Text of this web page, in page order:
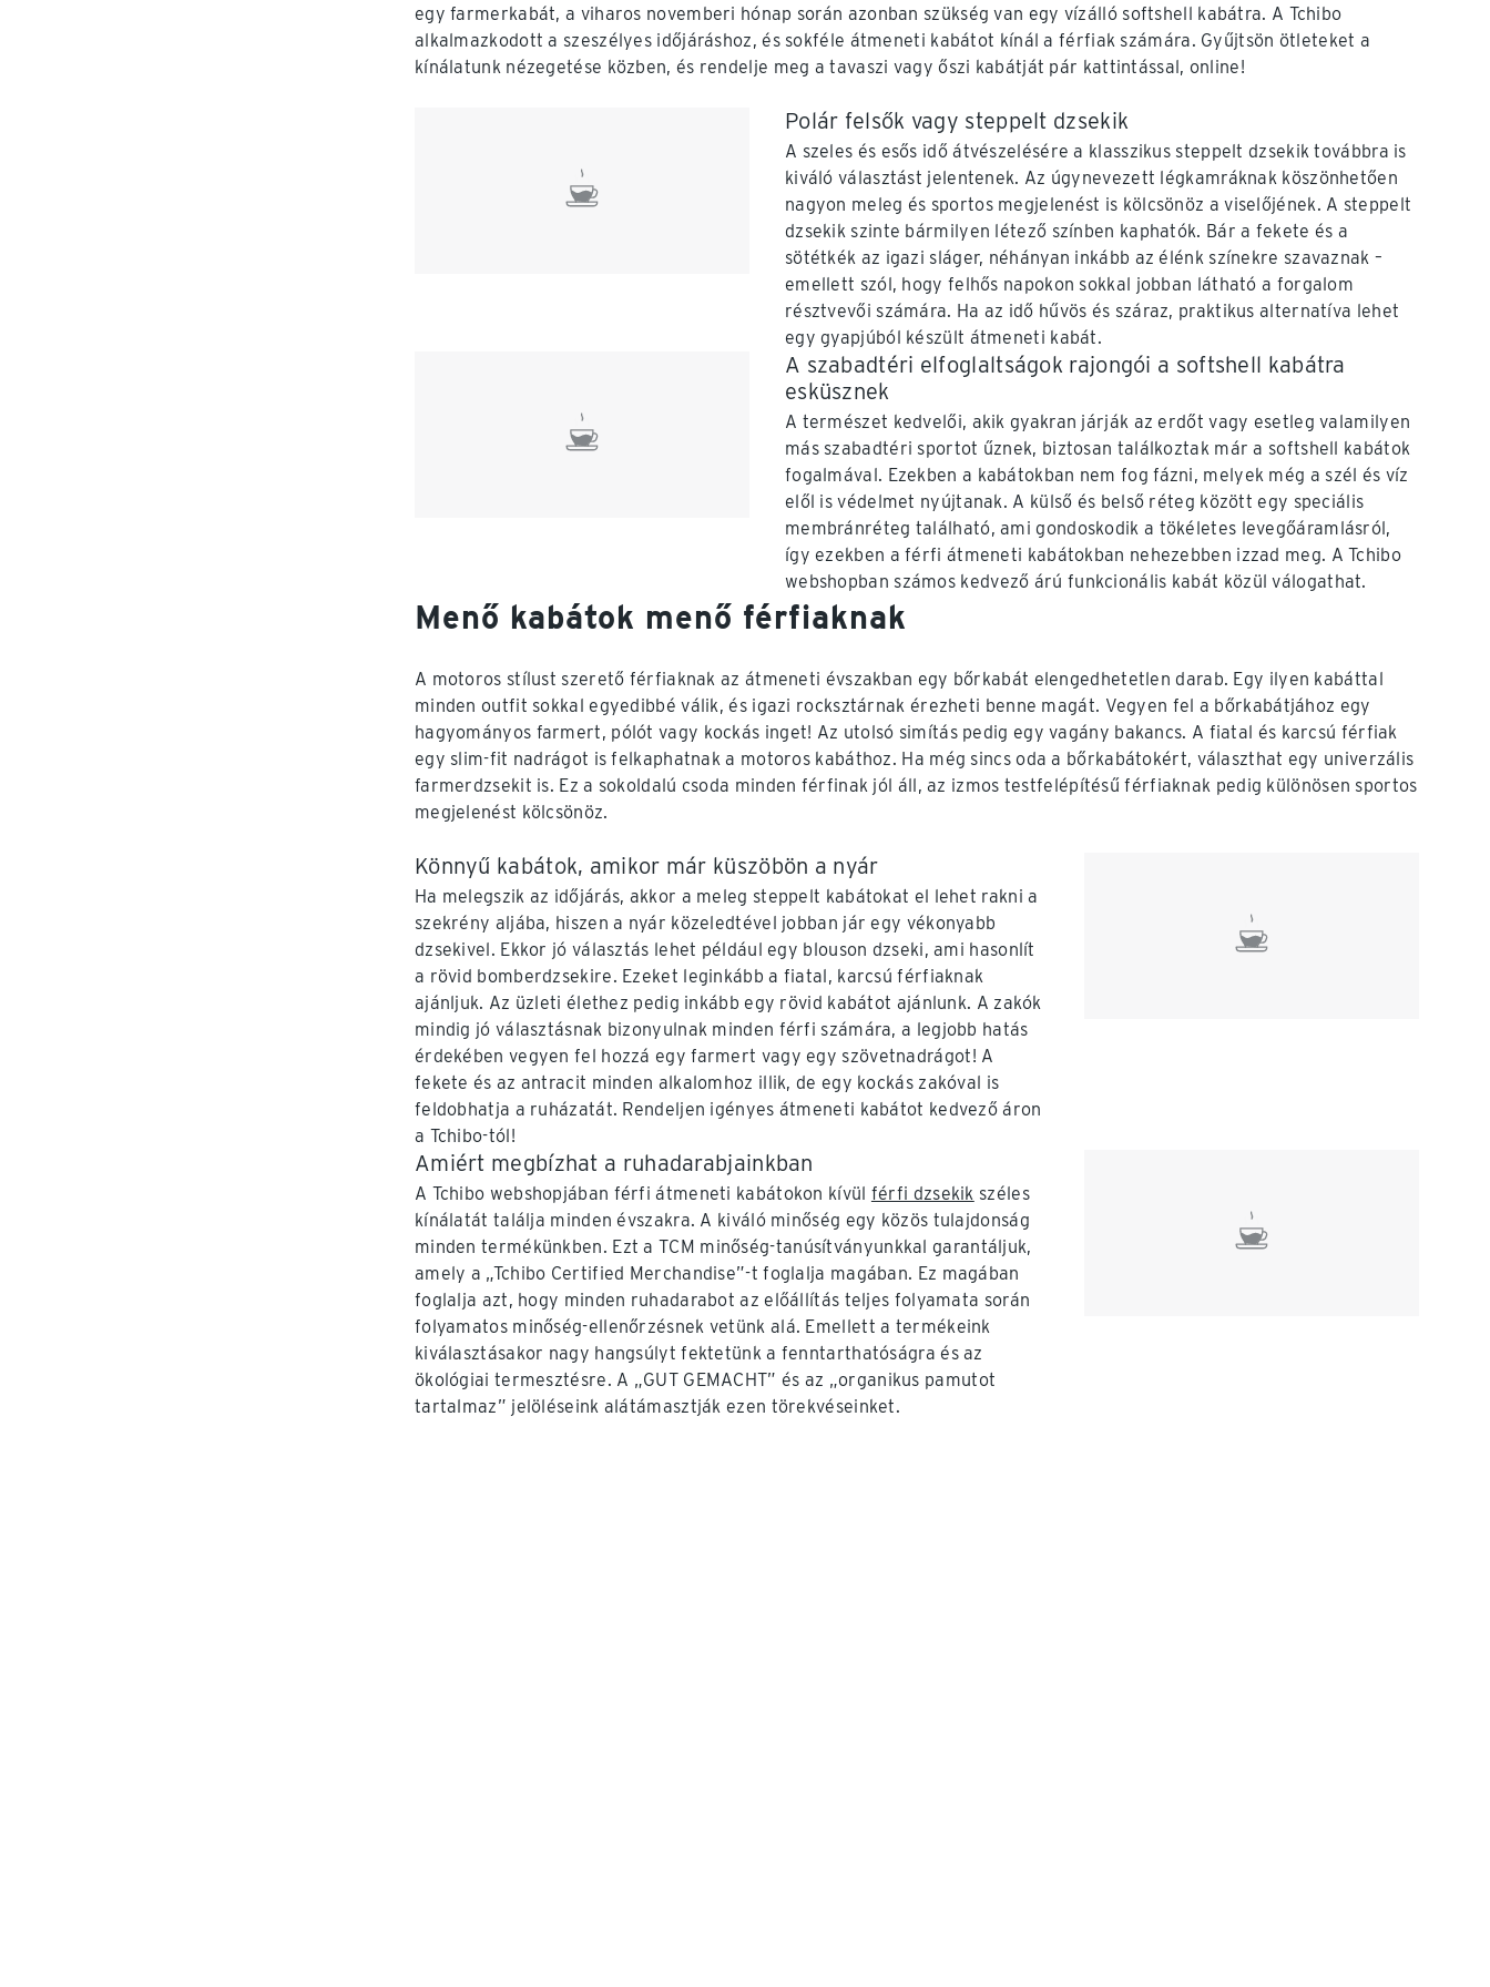
egy farmerkabát, a viharos novemberi hónap során azonban szükség van egy vízálló softshell kabátra. A Tchibo
alkalmazkodott a szeszélyes időjáráshoz, és sokféle átmeneti kabátot kínál a férfiak számára. Gyűjtsön ötleteket a
kínálatunk nézegetése közben, és rendelje meg a tavaszi vagy őszi kabátját pár kattintással, online!
Polár felsők vagy steppelt dzsekik
A szeles és esős idő átvészelésére a klasszikus steppelt dzsekik továbbra is
kiváló választást jelentenek. Az úgynevezett légkamráknak köszönhetően
nagyon meleg és sportos megjelenést is kölcsönöz a viselőjének. A steppelt
dzsekik szinte bármilyen létező színben kaphatók. Bár a fekete és a
sötétkék az igazi sláger, néhányan inkább az élénk színekre szavaznak –
emellett szól, hogy felhős napokon sokkal jobban látható a forgalom
résztvevői számára. Ha az idő hűvös és száraz, praktikus alternatíva lehet
egy gyapjúból készült átmeneti kabát.
A szabadtéri elfoglaltságok rajongói a softshell kabátra
esküsznek
A természet kedvelői, akik gyakran járják az erdőt vagy esetleg valamilyen
más szabadtéri sportot űznek, biztosan találkoztak már a softshell kabátok
fogalmával. Ezekben a kabátokban nem fog fázni, melyek még a szél és víz
elől is védelmet nyújtanak. A külső és belső réteg között egy speciális
membránréteg található, ami gondoskodik a tökéletes levegőáramlásról,
így ezekben a férfi átmeneti kabátokban nehezebben izzad meg. A Tchibo
webshopban számos kedvező árú funkcionális kabát közül válogathat.
Menő kabátok menő férfiaknak
A motoros stílust szerető férfiaknak az átmeneti évszakban egy bőrkabát elengedhetetlen darab. Egy ilyen kabáttal
minden outfit sokkal egyedibbé válik, és igazi rocksztárnak érezheti benne magát. Vegyen fel a bőrkabátjához egy
hagyományos farmert, pólót vagy kockás inget! Az utolsó simítás pedig egy vagány bakancs. A fiatal és karcsú férfiak
egy slim-fit nadrágot is felkaphatnak a motoros kabáthoz. Ha még sincs oda a bőrkabátokért, választhat egy univerzális
farmerdzsekit is. Ez a sokoldalú csoda minden férfinak jól áll, az izmos testfelépítésű férfiaknak pedig különösen sportos
megjelenést kölcsönöz.
Könnyű kabátok, amikor már küszöbön a nyár
Ha melegszik az időjárás, akkor a meleg steppelt kabátokat el lehet rakni a
szekrény aljába, hiszen a nyár közeledtével jobban jár egy vékonyabb
dzsekivel. Ekkor jó választás lehet például egy blouson dzseki, ami hasonlít
a rövid bomberdzsekire. Ezeket leginkább a fiatal, karcsú férfiaknak
ajánljuk. Az üzleti élethez pedig inkább egy rövid kabátot ajánlunk. A zakók
mindig jó választásnak bizonyulnak minden férfi számára, a legjobb hatás
érdekében vegyen fel hozzá egy farmert vagy egy szövetnadrágot! A
fekete és az antracit minden alkalomhoz illik, de egy kockás zakóval is
feldobhatja a ruházatát. Rendeljen igényes átmeneti kabátot kedvező áron
a Tchibo-tól!
Amiért megbízhat a ruhadarabjainkban
A Tchibo webshopjában férfi átmeneti kabátokon kívül férfi dzsekik széles
kínálatát találja minden évszakra. A kiváló minőség egy közös tulajdonság
minden termékünkben. Ezt a TCM minőség-tanúsítványunkkal garantáljuk,
amely a „Tchibo Certified Merchandise”-t foglalja magában. Ez magában
foglalja azt, hogy minden ruhadarabot az előállítás teljes folyamata során
folyamatos minőség-ellenőrzésnek vetünk alá. Emellett a termékeink
kiválasztásakor nagy hangsúlyt fektetünk a fenntarthatóságra és az
ökológiai termesztésre. A „GUT GEMACHT” és az „organikus pamutot
tartalmaz” jelöléseink alátámasztják ezen törekvéseinket.